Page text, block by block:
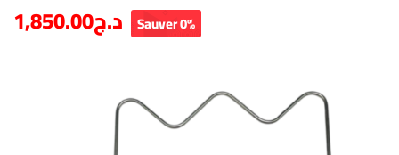
د.ج1,850.00 Sauver 0%